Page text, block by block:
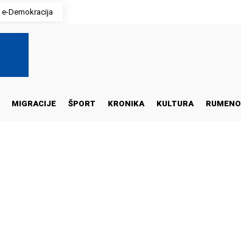
e-Demokracija
MIGRACIJE ŠPORT KRONIKA KULTURA RUMENO